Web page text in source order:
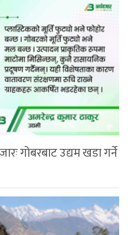
गोबरबाट उद्यम खडा गर्ने